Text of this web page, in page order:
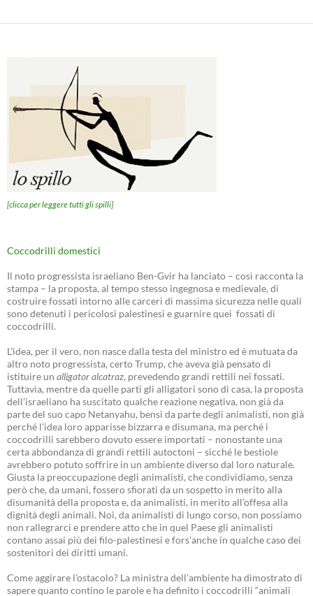
[clicca per leggere tutti gli spilli]
Coccodrilli domestici
Il noto progressista israeliano Ben-Gvir ha lanciato – così racconta la
stampa – la proposta, al tempo stesso ingegnosa e medievale, di
costruire fossati intorno alle carceri di massima sicurezza nelle quali
sono detenuti i pericolosi palestinesi e guarnire quei fossati di
coccodrilli.
L’idea, per il vero, non nasce dalla testa del ministro ed è mutuata da
altro noto progressista, certo Trump, che aveva già pensato di
istituire un alligator alcatraz, prevedendo grandi rettili nei fossati.
Tuttavia, mentre da quelle parti gli alligatori sono di casa, la proposta
dell’israeliano ha suscitato qualche reazione negativa, non già da
parte del suo capo Netanyahu, bensì da parte degli animalisti, non già
perché l’idea loro apparisse bizzarra e disumana, ma perché i
coccodrilli sarebbero dovuto essere importati – nonostante una
certa abbondanza di grandi rettili autoctoni – sicché le bestiole
avrebbero potuto soffrire in un ambiente diverso dal loro naturale.
Giusta la preoccupazione degli animalisti, che condividiamo, senza
però che, da umani, fossero sfiorati da un sospetto in merito alla
disumanità della proposta e, da animalisti, in merito all’offesa alla
dignità degli animali. Noi, da animalisti di lungo corso, non possiamo
non rallegrarci e prendere atto che in quel Paese gli animalisti
contano assai più dei filo-palestinesi e fors’anche in qualche caso dei
sostenitori dei diritti umani.
Come aggirare l’ostacolo? La ministra dell’ambiente ha dimostrato di
sapere quanto contino le parole e ha definito i coccodrilli “animali